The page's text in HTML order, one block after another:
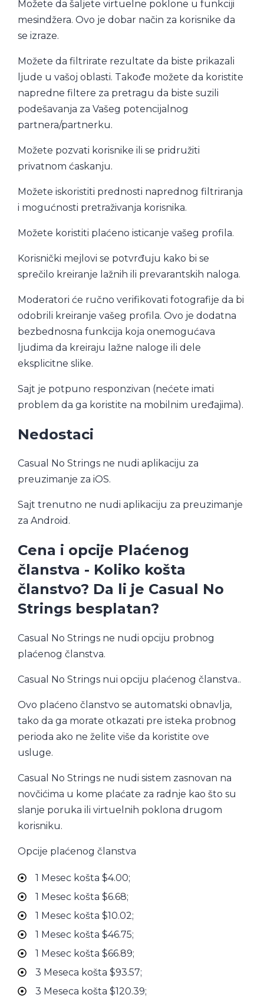
Možete da šaljete virtuelne poklone u funkciji
mesindžera. Ovo je dobar način za korisnike da
se izraze.
Možete da filtrirate rezultate da biste prikazali
ljude u vašoj oblasti. Takođe možete da koristite
napredne filtere za pretragu da biste suzili
podešavanja za Vašeg potencijalnog
partnera/partnerku.
Možete pozvati korisnike ili se pridružiti
privatnom ćaskanju.
Možete iskoristiti prednosti naprednog filtriranja
i mogućnosti pretraživanja korisnika.
Možete koristiti plaćeno isticanje vašeg profila.
Korisnički mejlovi se potvrđuju kako bi se
sprečilo kreiranje lažnih ili prevarantskih naloga.
Moderatori će ručno verifikovati fotografije da bi
odobrili kreiranje vašeg profila. Ovo je dodatna
bezbednosna funkcija koja onemogućava
ljudima da kreiraju lažne naloge ili dele
eksplicitne slike.
Sajt je potpuno responzivan (nećete imati
problem da ga koristite na mobilnim uređajima).
Nedostaci
Casual No Strings ne nudi aplikaciju za
preuzimanje za iOS.
Sajt trenutno ne nudi aplikaciju za preuzimanje
za Android.
Cena i opcije Plaćenog
članstva - Koliko košta
članstvo? Da li je Casual No
Strings besplatan?
Casual No Strings ne nudi opciju probnog
plaćenog članstva.
Casual No Strings nui opciju plaćenog članstva..
Ovo plaćeno članstvo se automatski obnavlja,
tako da ga morate otkazati pre isteka probnog
perioda ako ne želite više da koristite ove
usluge.
Casual No Strings ne nudi sistem zasnovan na
novčićima u kome plaćate za radnje kao što su
slanje poruka ili virtuelnih poklona drugom
korisniku.
Opcije plaćenog članstva
1 Mesec košta $4.00;
1 Mesec košta $6.68;
1 Mesec košta $10.02;
1 Mesec košta $46.75;
1 Mesec košta $66.89;
3 Meseca košta $93.57;
3 Meseca košta $120.39;